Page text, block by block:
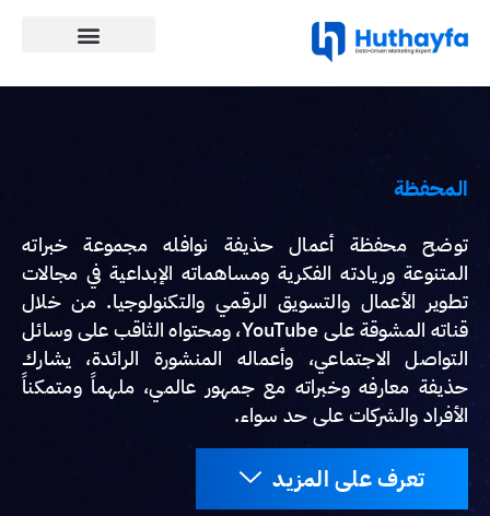
المحفظة
توضح محفظة أعمال حذيفة نوافله مجموعة خبراته
المتنوعة وريادته الفكرية ومساهماته الإبداعية في مجالات
تطوير الأعمال والتسويق الرقمي والتكنولوجيا. من خلال
قناته المشوقة على YouTube، ومحتواه الثاقب على وسائل
التواصل الاجتماعي، وأعماله المنشورة الرائدة، يشارك
حذيفة معارفه وخبراته مع جمهور عالمي، ملهماً ومتمكناً
الأفراد والشركات على حد سواء.
تعرف على المزيد